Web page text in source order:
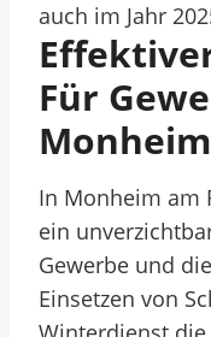
auch im Jahr
Für
In Monheim am
ein
Gewerbe und
Einsetzen von